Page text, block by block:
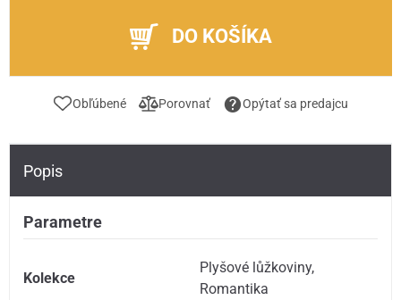
DO KOŠÍKA
Obľúbené Porovnať Opýtať sa predajcu
Popis
Parametre
Kolekce
Plyšové lůžkoviny,
Romantika